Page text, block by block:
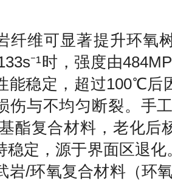
纤维可显著提升环氧
时，强度由
能稳定，超过100℃后
伤与不均匀断裂。手
酯复合材料，老化后
稳定，源于界面区退
岩/环氧复合材料（环